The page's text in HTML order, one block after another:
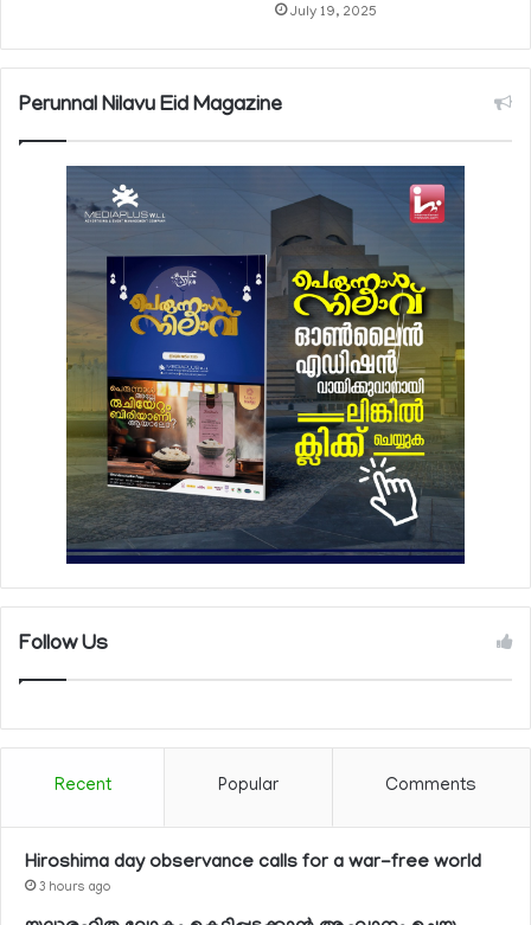
July 19, 2025
Perunnal Nilavu Eid Magazine
Follow Us
Recent Popular Comments
Hiroshima day observance calls for a war-free world
3 hours ago